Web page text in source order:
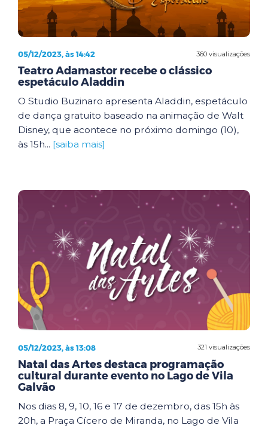
360 visualizações
05/12/2023, às 14:42
Teatro Adamastor recebe o clássico
espetáculo Aladdin
O Studio Buzinaro apresenta Aladdin, espetáculo
de dança gratuito baseado na animação de Walt
Disney, que acontece no próximo domingo (10),
às 15h... [saiba mais]
321 visualizações
05/12/2023, às 13:08
Natal das Artes destaca programação
cultural durante evento no Lago de Vila
Galvão
Nos dias 8, 9, 10, 16 e 17 de dezembro, das 15h às
20h, a Praça Cícero de Miranda, no Lago de Vila